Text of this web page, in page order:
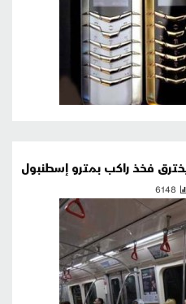
فخذ راكب بمترو إسطنبول
6148